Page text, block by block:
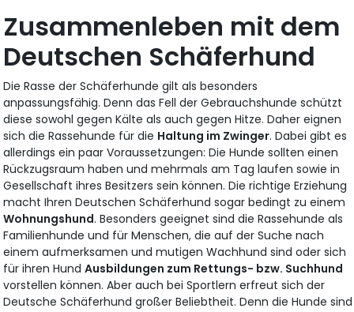
Zusammenleben mit dem
Deutschen Schäferhund
Die Rasse der Schäferhunde gilt als besonders
anpassungsfähig. Denn das Fell der Gebrauchshunde schützt
diese sowohl gegen Kälte als auch gegen Hitze. Daher eignen
sich die Rassehunde für die Haltung im Zwinger. Dabei gibt es
allerdings ein paar Voraussetzungen: Die Hunde sollten einen
Rückzugsraum haben und mehrmals am Tag laufen sowie in
Gesellschaft ihres Besitzers sein können. Die richtige Erziehung
macht Ihren Deutschen Schäferhund sogar bedingt zu einem
Wohnungshund. Besonders geeignet sind die Rassehunde als
Familienhunde und für Menschen, die auf der Suche nach
einem aufmerksamen und mutigen Wachhund sind oder sich
für ihren HundAusbildungen zum Rettungs- bzw. Suchhund
vorstellen können. Aber auch bei Sportlern erfreut sich der
Deutsche Schäferhund großer Beliebtheit. Denn die Hunde sind